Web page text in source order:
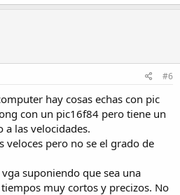
#6
hay cosas echas con pic
con un pic16f84 pero tiene un
las velocidades.
veloces pero no se el grado de
suponiendo que sea una
muy cortos y precizos. No